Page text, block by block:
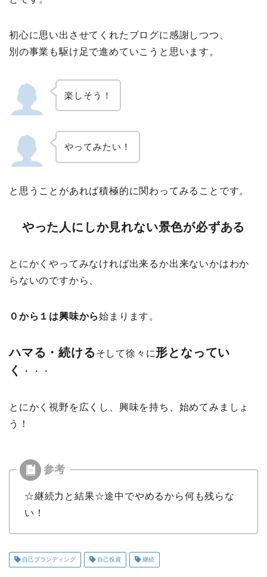
初心に思い出させてくれたブログに感謝しつつ、
別の事業も駆け足で進めていこうと思います。
楽しそう！
やってみたい！
と思うことがあれば積極的に関わってみることです。
やった人にしか見れない景色が必ずある
とにかくやってみなければ出来るか出来ないかはわか
らないのですから、
０から１は興味から始まります。
ハマる・続けるそして徐々に形となってい
く
・・・
とにかく視野を広くし、興味を持ち、始めてみましょ
う！
☆継続力と結果☆途中でやめるから何も残らな
い！
自己ブランディング 自己投資 継続